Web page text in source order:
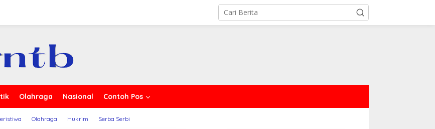
Olahraga Nasional Contoh Pos
Olahraga Hukrim Serba Serbi